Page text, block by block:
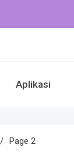
Aplikasi
Page 2